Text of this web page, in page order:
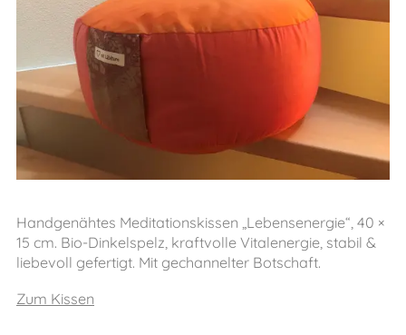
Handgenähtes Meditationskissen „Lebensenergie“, 40 ×
15 cm. Bio-Dinkelspelz, kraftvolle Vitalenergie, stabil &
liebevoll gefertigt. Mit gechannelter Botschaft.
Zum Kissen